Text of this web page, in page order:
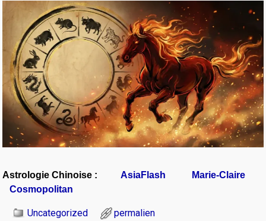
Astrologie Chinoise :AsiaFlash
Marie-Claire
Cosmopolitan
Uncategorized permalien